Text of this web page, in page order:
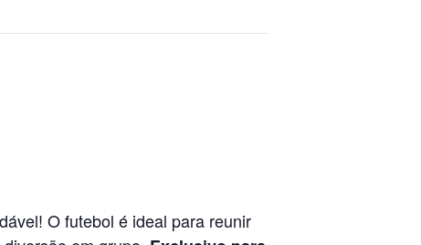
O futebol é ideal para reunir